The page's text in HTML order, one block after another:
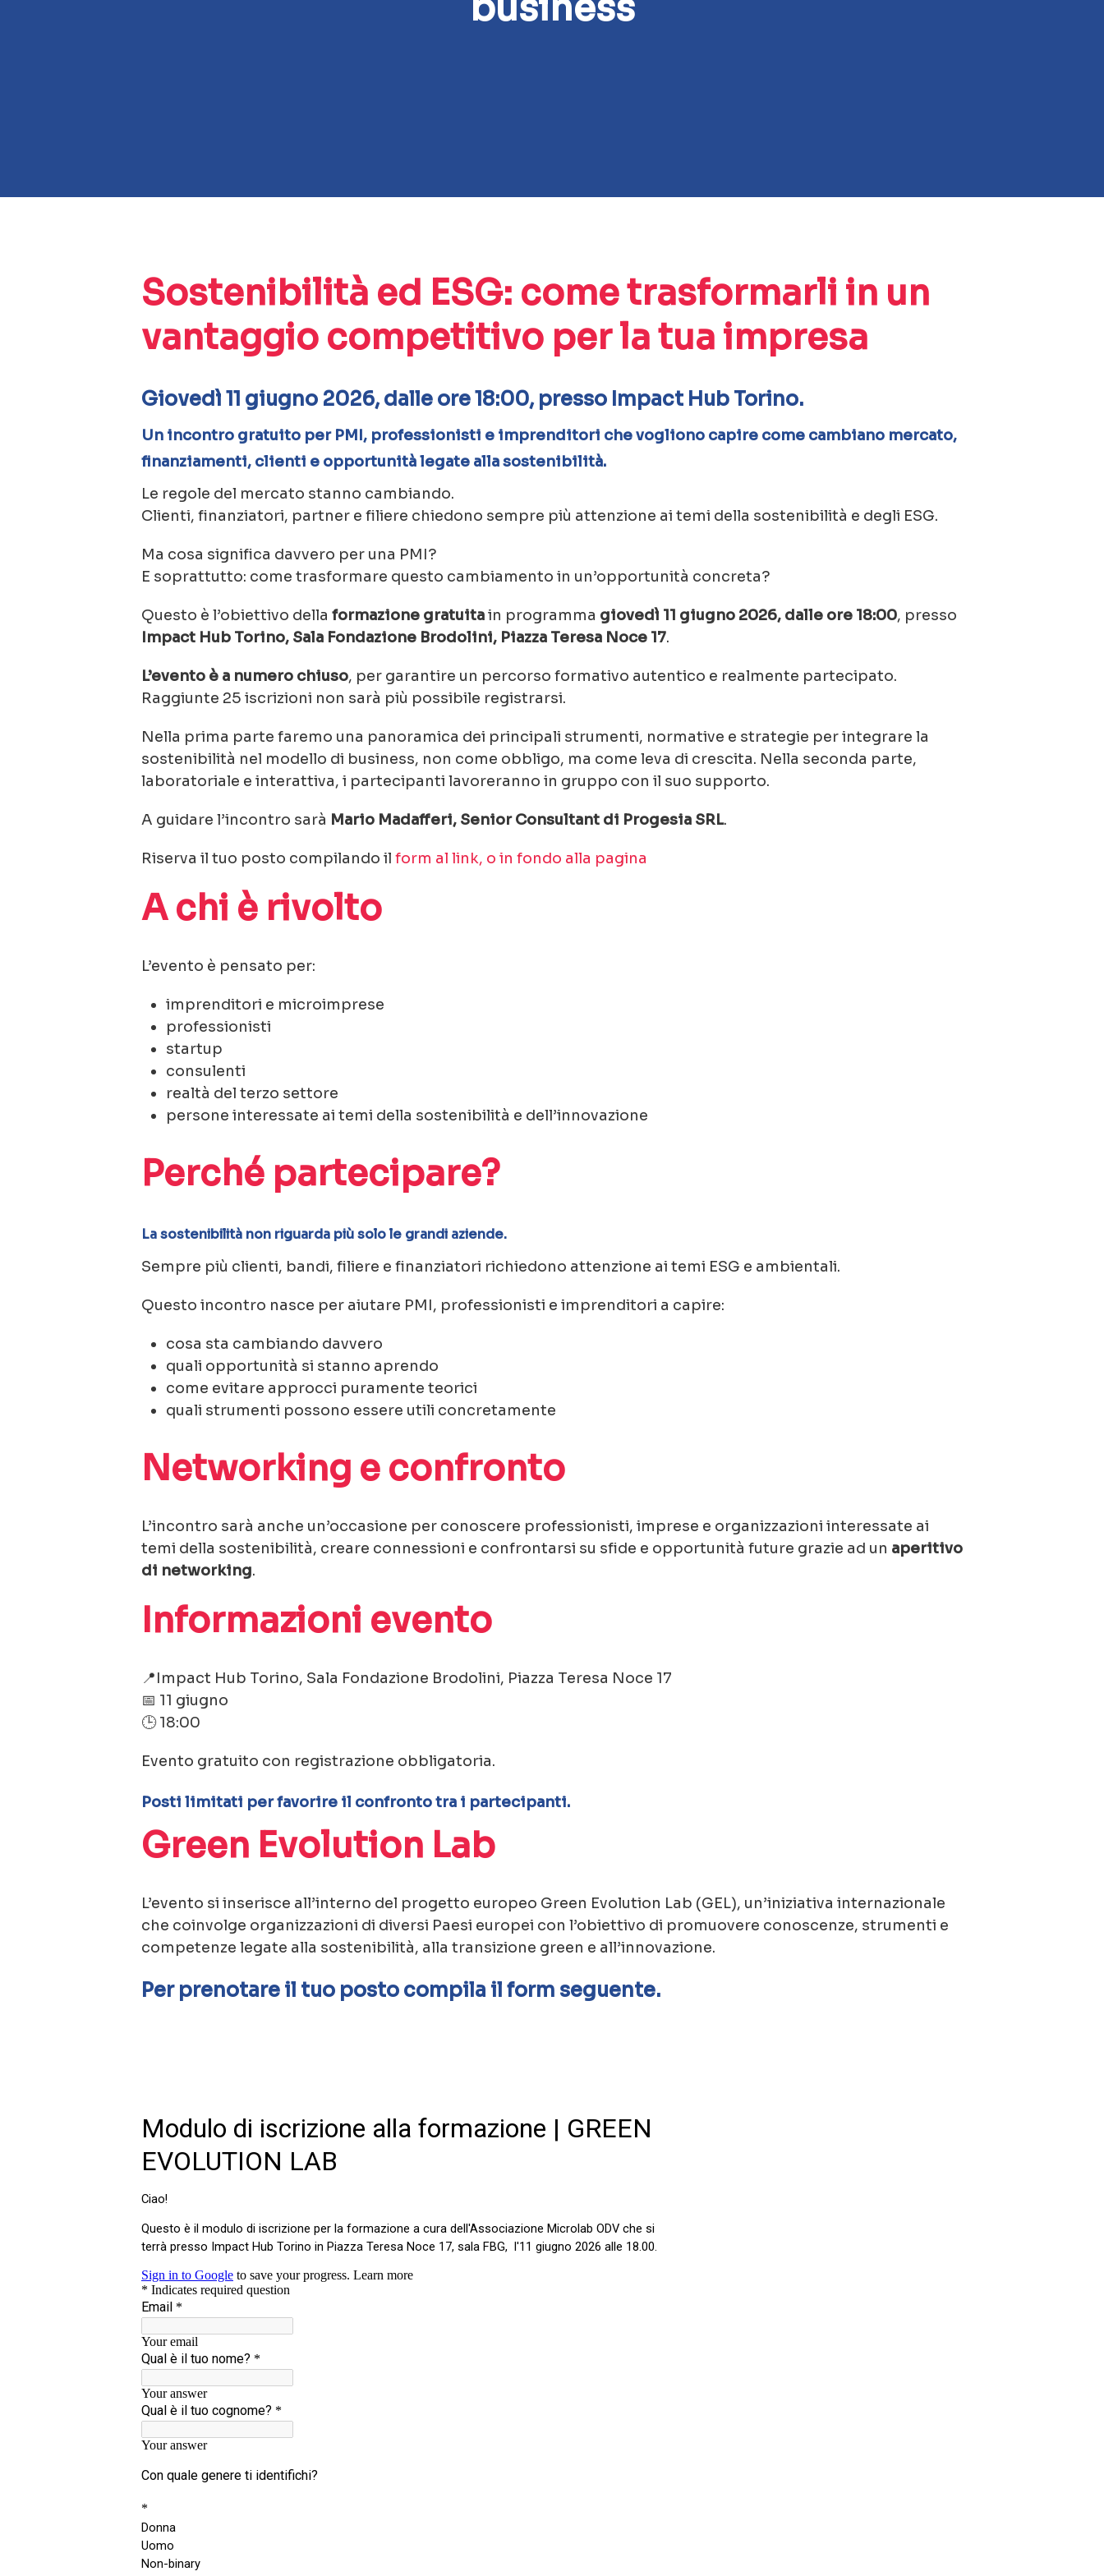
Sostenibilità ed ESG: come trasformarli in un
vantaggio competitivo per la tua impresa
Giovedì 11 giugno 2026, dalle ore 18:00, presso Impact Hub Torino.
Un incontro gratuito per PMI, professionisti e imprenditori che vogliono capire come cambiano mercato,
finanziamenti, clienti e opportunità legate alla sostenibilità.
Le regole del mercato stanno cambiando.
Clienti, finanziatori, partner e filiere chiedono sempre più attenzione ai temi della sostenibilità e degli ESG.
Ma cosa significa davvero per una PMI?
E soprattutto: come trasformare questo cambiamento in un’opportunità concreta?
Questo è l’obiettivo della formazione gratuitain programma giovedì 11 giugno 2026, dalle ore 18:00, presso
Impact Hub Torino, Sala Fondazione Brodolini, Piazza Teresa Noce 17.
L’evento è a numero chiuso, per garantire un percorso formativo autentico e realmente partecipato.
Raggiunte 25 iscrizioni non sarà più possibile registrarsi.
Nella prima parte faremo una panoramica dei principali strumenti, normative e strategie per integrare la
sostenibilità nel modello di business, non come obbligo, ma come leva di crescita. Nella seconda parte,
laboratoriale e interattiva, i partecipanti lavoreranno in gruppo con il suo supporto.
A guidare l’incontro sarà Mario Madafferi, Senior Consultant di Progesia SRL.
Riserva il tuo posto compilando il form al link, o in fondo alla pagina
A chi è rivolto
L’evento è pensato per:
imprenditori e microimprese
professionisti
startup
consulenti
realtà del terzo settore
persone interessate ai temi della sostenibilità e dell’innovazione
Perché partecipare?
La sostenibilità non riguarda più solo le grandi aziende.
Sempre più clienti, bandi, filiere e finanziatori richiedono attenzione ai temi ESG e ambientali.
Questo incontro nasce per aiutare PMI, professionisti e imprenditori a capire:
cosa sta cambiando davvero
quali opportunità si stanno aprendo
come evitare approcci puramente teorici
quali strumenti possono essere utili concretamente
Networking e confronto
L’incontro sarà anche un’occasione per conoscere professionisti, imprese e organizzazioni interessate ai
temi della sostenibilità, creare connessioni e confrontarsi su sfide e opportunità future grazie ad un aperitivo
di networking.
Informazioni evento
📍Impact Hub Torino, Sala Fondazione Brodolini, Piazza Teresa Noce 17
📅 11 giugno
🕒 18:00
Evento gratuito con registrazione obbligatoria.
Posti limitati per favorire il confronto tra i partecipanti.
Green Evolution Lab
L’evento si inserisce all’interno del progetto europeo Green Evolution Lab (GEL), un’iniziativa internazionale
che coinvolge organizzazioni di diversi Paesi europei con l’obiettivo di promuovere conoscenze, strumenti e
competenze legate alla sostenibilità, alla transizione green e all’innovazione.
Per prenotare il tuo posto compila il form seguente.